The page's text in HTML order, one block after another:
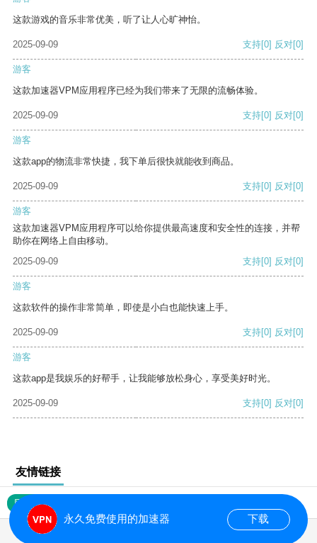
这款游戏的音乐非常优美，听了让人心旷神怡。
2025-09-09 支持[0] 反对[0]
游客
这款加速器VPM应用程序已经为我们带来了无限的流畅体验。
2025-09-09 支持[0] 反对[0]
游客
这款app的物流非常快捷，我下单后很快就能收到商品。
2025-09-09 支持[0] 反对[0]
游客
这款加速器VPM应用程序可以给你提供最高速度和安全性的连接，并帮
助你在网络上自由移动。
2025-09-09
支持[0] 反对[0]
游客
这款软件的操作非常简单，即使是小白也能快速上手。
2025-09-09 支持[0] 反对[0]
游客
这款app是我娱乐的好帮手，让我能够放松身心，享受美好时光。
2025-09-09 支持[0] 反对[0]
友情链接
网站地图
永久免费使用的加速器 下载